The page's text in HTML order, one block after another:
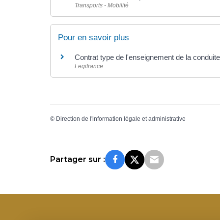
Transports - Mobilité
Pour en savoir plus
Contrat type de l'enseignement de la
Legifrance
© Direction de l'information légale et administrative
Partager sur :